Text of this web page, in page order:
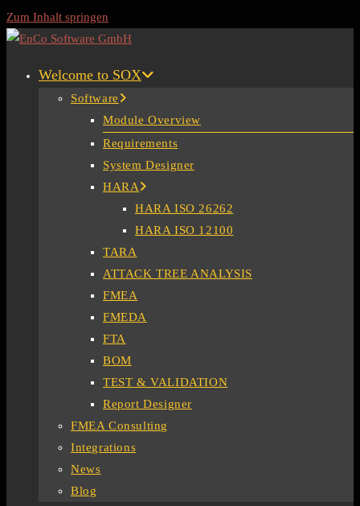
Zum Inhalt springen
Welcome to SOX
Software
Module Overview
Requirements
System Designer
HARA
HARA ISO 26262
HARA ISO 12100
TARA
ATTACK TREE ANALYSIS
FMEA
FMEDA
FTA
BOM
TEST & VALIDATION
Report Designer
FMEA Consulting
Integrations
News
Blog